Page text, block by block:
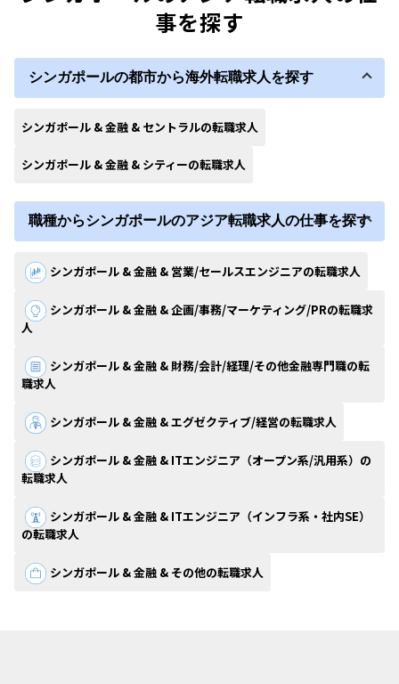
事を探す
シンガポールの都市から海外転職求人を探す
シンガポール & 金融 & セントラルの転職求人
シンガポール & 金融 & シティーの転職求人
職種からシンガポールのアジア転職求人の仕事を探す
シンガポール & 金融 & 営業/セールスエンジニアの転職求人
シンガポール & 金融 & 企画/事務/マーケティング/PRの転職求
人
シンガポール & 金融 & 財務/会計/経理/その他金融専門職の転
職求人
シンガポール & 金融 & エグゼクティブ/経営の転職求人
シンガポール & 金融 & ITエンジニア（オープン系/汎用系）の
転職求人
シンガポール & 金融 & ITエンジニア（インフラ系・社内SE）
の転職求人
シンガポール & 金融 & その他の転職求人